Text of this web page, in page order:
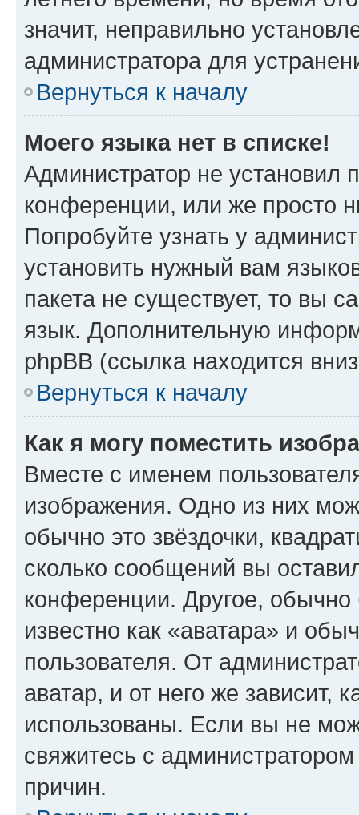
значит, неправильно
администратора для
Вернуться к началу
Моего языка нет в списке!
Администратор не установил
конференции, или же просто
Попробуйте узнать у
установить нужный вам
пакета не существует, то вы
язык. Дополнительную
phpBB (ссылка находится
Вернуться к началу
Как я могу поместить
Вместе с именем
изображения. Одно из них
обычно это звёздочки,
сколько сообщений вы
конференции. Другое,
известно как «аватара» и
пользователя. От
аватар, и от него же зависит,
использованы. Если вы не
свяжитесь с
причин.